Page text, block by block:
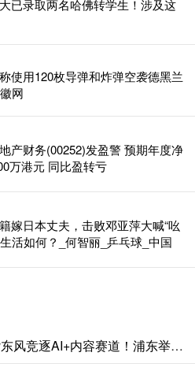
已录取两名哈佛转学生！涉及这
使用120枚导弹和炸弹空袭德黑兰
网
产财务(00252)发盈警 预期年度净
万港元 同比盈转亏
嫁日本丈夫，击败邓亚萍大喊“吆
活如何？_何智丽_乒乓球_中国
龙辉优配 借力ChinaJoy东风竞逐AI+内容赛道！浦东举办游戏微短剧产业推介会